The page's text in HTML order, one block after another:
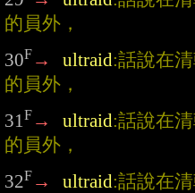
的員外，
30F → ultraid:話說在
的員外，
31F → ultraid:話說在
的員外，
32F → ultraid:話說在